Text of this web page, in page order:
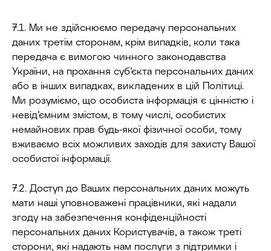
7.1. Ми не здійснюємо передачу персональних
даних третім сторонам, крім випадків, коли така
передача є вимогою чинного законодавства
України, на прохання суб’єкта персональних даних
або в інших випадках, викладених в цій Політиці.
Ми розуміємо, що особиста інформація є цінністю і
невід’ємним змістом, в тому числі, особистих
немайнових прав будь-якої фізичної особи, тому
вживаємо всіх можливих заходів для захисту Вашої
особистої інформації.
7.2. Доступ до Ваших персональних даних можуть
мати наші уповноважені працівники, які надали
згоду на забезпечення конфіденційності
персональних даних Користувачів, а також треті
сторони, які надають нам послуги з підтримки і